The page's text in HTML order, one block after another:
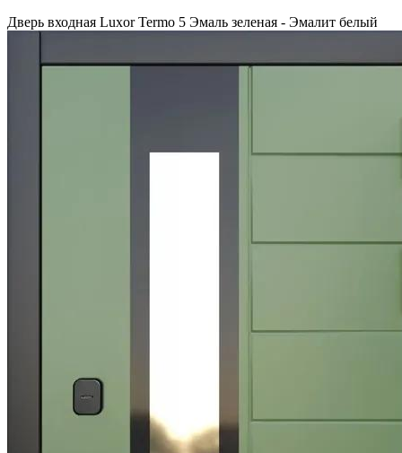
Дверь входная Luxor Termo 5 Эмаль зеленая - Эмалит белый